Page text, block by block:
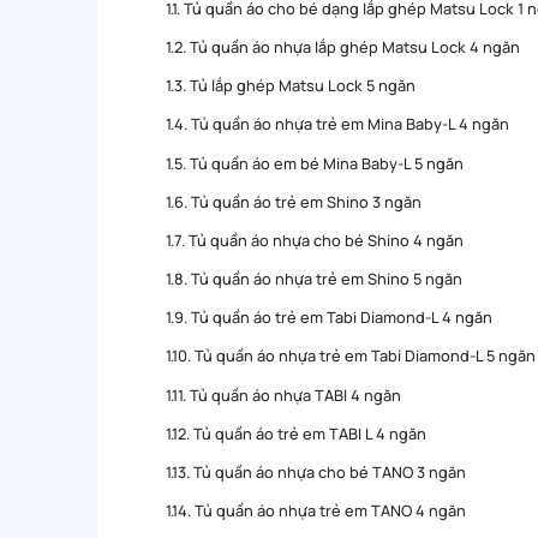
1.1. Tủ quần áo cho bé dạng lắp ghép Matsu Lock 1
1.2. Tủ quần áo nhựa lắp ghép Matsu Lock 4 ngăn
1.3. Tủ lắp ghép Matsu Lock 5 ngăn
1.4. Tủ quần áo nhựa trẻ em Mina Baby-L 4 ngăn
1.5. Tủ quần áo em bé Mina Baby-L 5 ngăn
1.6. Tủ quần áo trẻ em Shino 3 ngăn
1.7. Tủ quần áo nhựa cho bé Shino 4 ngăn
1.8. Tủ quần áo nhựa trẻ em Shino 5 ngăn
1.9. Tủ quần áo trẻ em Tabi Diamond-L 4 ngăn
1.10. Tủ quần áo nhựa trẻ em Tabi Diamond-L 5 ngăn
1.11. Tủ quần áo nhựa TABI 4 ngăn
1.12. Tủ quần áo trẻ em TABI L 4 ngăn
1.13. Tủ quần áo nhựa cho bé TANO 3 ngăn
1.14. Tủ quần áo nhựa trẻ em TANO 4 ngăn